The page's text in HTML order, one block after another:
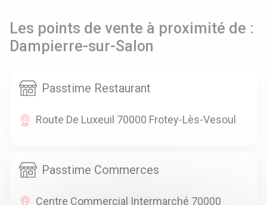
Les points de vente à proximité de :
Dampierre-sur-Salon
Passtime Restaurant
Route De Luxeuil 70000 Frotey-Lès-Vesoul
Passtime Commerces
Centre Commercial Intermarché 70000